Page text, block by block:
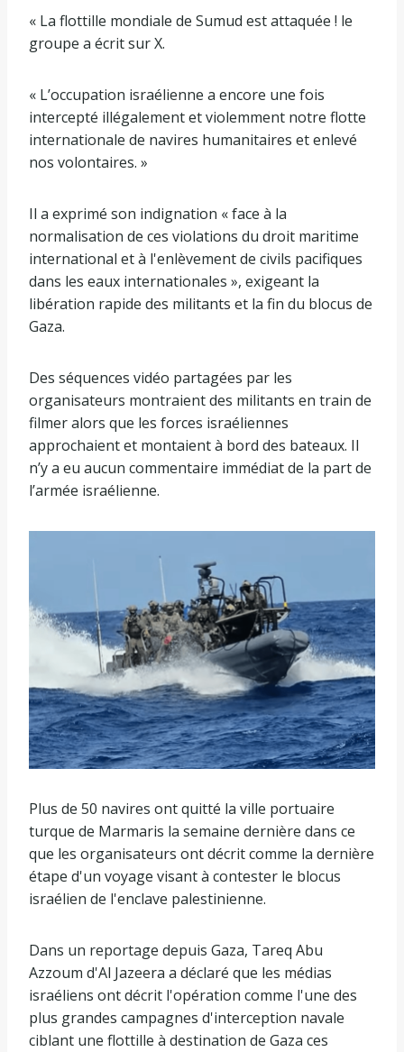
n
u
e
s
l
i
e
d
e
l
é
m
e
n
t
f
i
e
l
i
e
« La flottille mondiale de Sumud est attaquée ! le
groupe a écrit sur X.
« L’occupation israélienne a encore une fois
intercepté illégalement et violemment notre flotte
internationale de navires humanitaires et enlevé
nos volontaires. »
Il a exprimé son indignation « face à la
normalisation de ces violations du droit maritime
international et à l'enlèvement de civils pacifiques
dans les eaux internationales », exigeant la
libération rapide des militants et la fin du blocus de
Gaza.
Des séquences vidéo partagées par les
organisateurs montraient des militants en train de
filmer alors que les forces israéliennes
approchaient et montaient à bord des bateaux. Il
n’y a eu aucun commentaire immédiat de la part de
l’armée israélienne.
Plus de 50 navires ont quitté la ville portuaire
turque de Marmaris la semaine dernière dans ce
que les organisateurs ont décrit comme la dernière
étape d'un voyage visant à contester le blocus
israélien de l'enclave palestinienne.
Dans un reportage depuis Gaza, Tareq Abu
Azzoum d'Al Jazeera a déclaré que les médias
israéliens ont décrit l'opération comme l'une des
plus grandes campagnes d'interception navale
ciblant une flottille à destination de Gaza ces